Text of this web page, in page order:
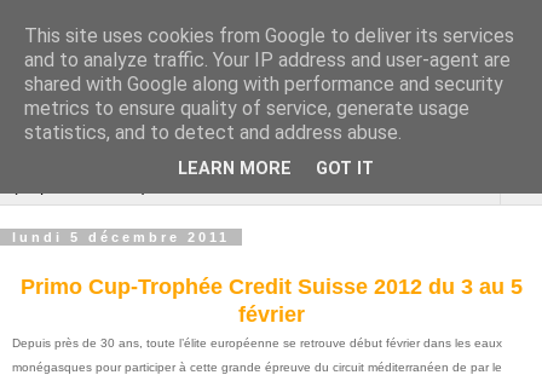
Cannes Dragon
International
lundi 5 décembre 2011
Primo Cup-Trophée Credit Suisse 2012 du 3 au 5
février
Depuis près de 30 ans, toute l’élite européenne se retrouve début février dans les eaux
monégasques pour participer à cette grande épreuve du circuit méditerranéen de par le
This site uses cookies from Google to deliver its services
and to analyze traffic. Your IP address and user-agent are
shared with Google along with performance and security
metrics to ensure quality of service, generate usage
statistics, and to detect and address abuse.
LEARN MORE GOT IT